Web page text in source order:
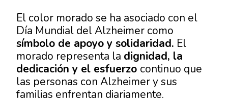
El color morado se ha asociado con el
Día Mundial del Alzheimer como
símbolo de apoyo y solidaridad. El
morado representa la dignidad, la
dedicación y el esfuerzo continuo que
las personas con Alzheimer y sus
familias enfrentan diariamente.